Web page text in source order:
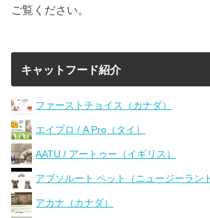
ご覧ください。
キャットフード紹介
ファーストチョイス（カナダ）
エイプロ / A Pro（タイ）
AATU / アートゥー（イギリス）
アブソルート ペット（ニュージーラン
アカナ（カナダ）